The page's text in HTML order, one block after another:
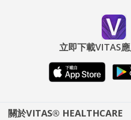
立即下載VITAS應
關於VITAS® HEALTHCARE